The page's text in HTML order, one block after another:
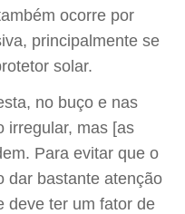
ocorre por
principalmente se
solar.
no buço e nas
irregular, mas [as
Para evitar que o
dar bastante atenção
deve ter um fator de